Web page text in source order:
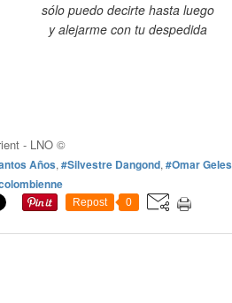
sólo puedo decirte hasta luego
y alejarme con tu despedida
- LNO ©
Años, #Silvestre Dangond, #Omar Geles
Repost 0